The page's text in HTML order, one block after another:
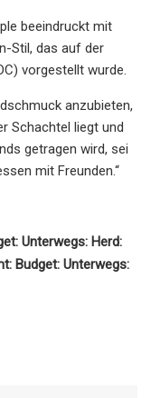
beeindruckt mit
Stil, das auf der
vorgestellt wurde.
anzubieten,
Schachtel liegt und
getragen wird, sei
mit Freunden.“
Unterwegs: Herd:
Budget: Unterwegs: